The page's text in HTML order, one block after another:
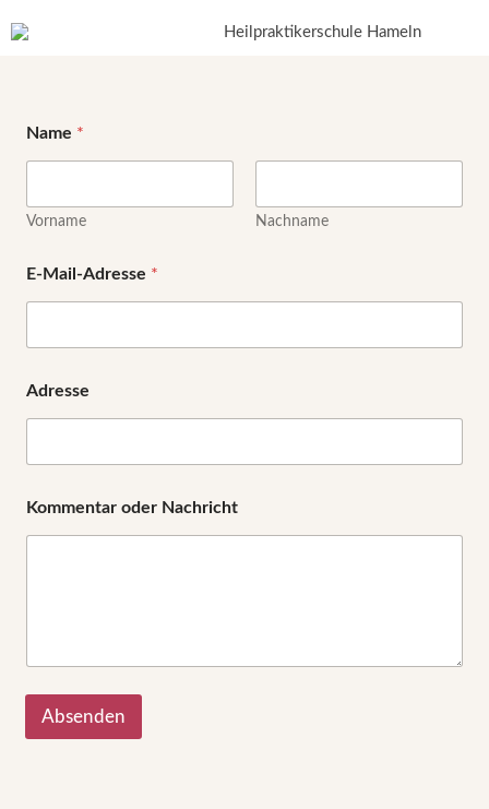
a
m
d
K
o
m
n
Name *
Vorname Nachname
E-Mail-Adresse *
Adresse
Kommentar oder Nachricht
Absenden